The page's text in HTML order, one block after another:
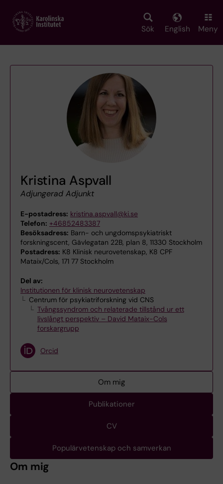
main
Sök English Meny
Kristina Aspvall
Adjungerad Adjunkt
E-postadress: kristina.aspvall@ki.se
Telefon: +46852483387
Besöksadress: Barn- och ungdomspsykiatriskt
forskningscent, Gävlegatan 22B, plan 8, 11330 Stockholm
Postadress: K8 Klinisk neurovetenskap, K8 CPF
Mataix/Cols, 171 77 Stockholm
Del av:
Institutionen för klinisk neurovetenskap
Centrum för psykiatriforskning vid CNS
Tvångssyndrom och relaterade tillstånd ur ett
livslångt perspektiv – David Mataix-Cols
forskargrupp
Orcid
Om mig
Publikationer
CV
Populärvetenskap och samverkan
Om mig